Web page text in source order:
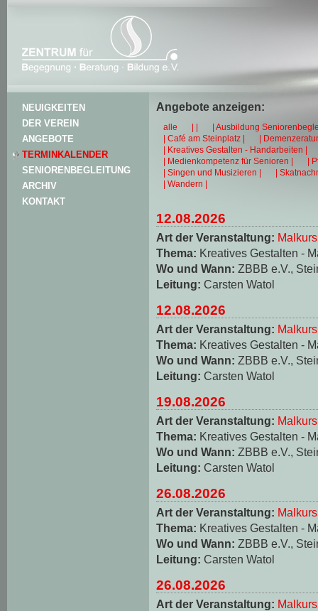
NEUIGKEITEN
DER VEREIN
ANGEBOTE
TERMINKALENDER
SENIORENBEGLEITUNG
ARCHIV
KONTAKT
Angebote anzeigen:
alle | |
| Ausbildung
| Café am Steinplatz |
|
| Kreatives Gestalten - Handarbeiten |
| Medienkompetenz für Senioren |
|
| Singen und Musizieren |
|
| Wandern |
12.08.2026
Art der Veranstaltung: Malkurs
Thema: Kreatives Gestalten -
Wo und Wann: ZBBB e.V.,
Leitung: Carsten Watol
12.08.2026
Art der Veranstaltung: Malkurs
Thema: Kreatives Gestalten -
Wo und Wann: ZBBB e.V.,
Leitung: Carsten Watol
19.08.2026
Art der Veranstaltung: Malkurs
Thema: Kreatives Gestalten -
Wo und Wann: ZBBB e.V.,
Leitung: Carsten Watol
26.08.2026
Art der Veranstaltung: Malkurs
Thema: Kreatives Gestalten -
Wo und Wann: ZBBB e.V.,
Leitung: Carsten Watol
26.08.2026
Art der Veranstaltung: Malkurs